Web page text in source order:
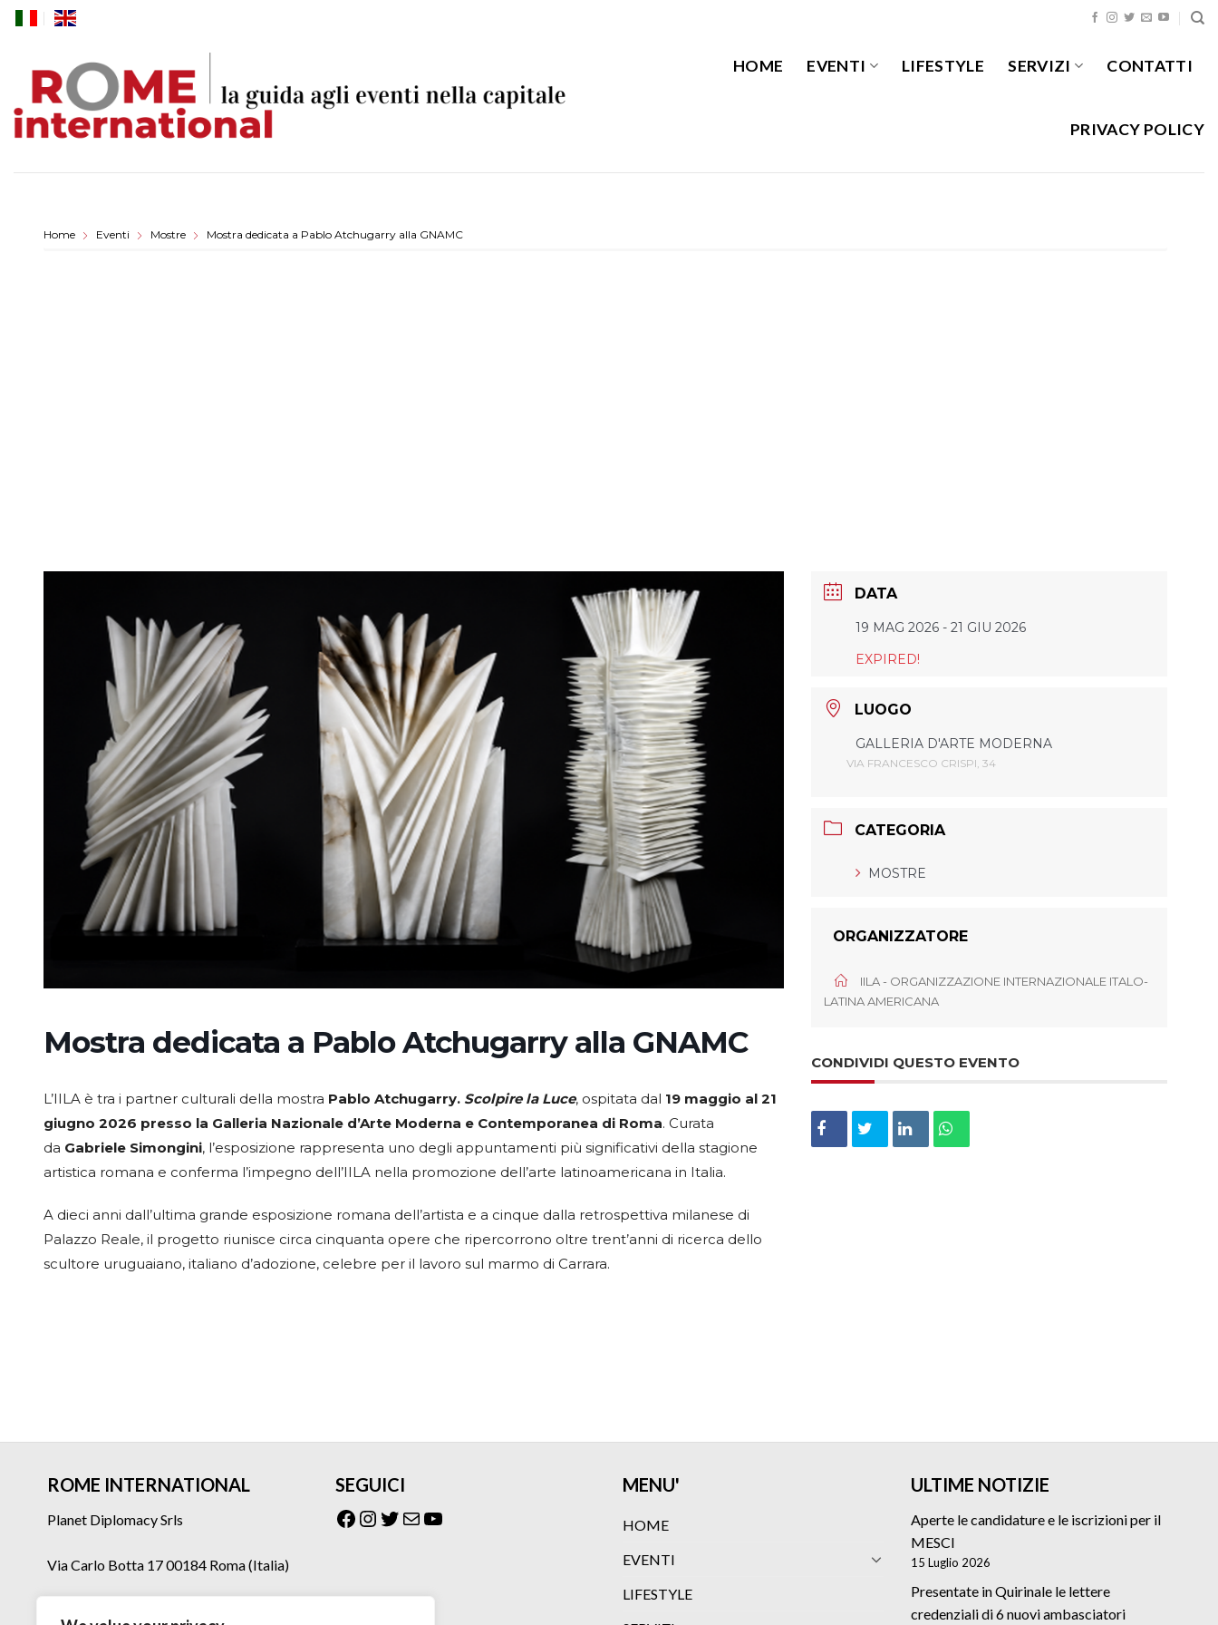
Skip
HOME EVENTI LIFESTYLE SERVIZI CONTATTI
PRIVACY POLICY
Home Eventi Mostre Mostra dedicata a Pablo Atchugarry alla GNAMC
Mostra dedicata a Pablo Atchugarry alla GNAMC
L’IILA è tra i partner culturali della mostra Pablo Atchugarry. Scolpire la Luce, ospitata dal 19 maggio al 21
giugno 2026 presso la Galleria Nazionale d’Arte Moderna e Contemporanea di Roma. Curata
da Gabriele Simongini, l’esposizione rappresenta uno degli appuntamenti più significativi della stagione
artistica romana e conferma l’impegno dell’IILA nella promozione dell’arte latinoamericana in Italia.
A dieci anni dall’ultima grande esposizione romana dell’artista e a cinque dalla retrospettiva milanese di
Palazzo Reale, il progetto riunisce circa cinquanta opere che ripercorrono oltre trent’anni di ricerca dello
scultore uruguaiano, italiano d’adozione, celebre per il lavoro sul marmo di Carrara.
DATA
19 MAG 2026- 21 GIU 2026
EXPIRED!
LUOGO
GALLERIA D'ARTE MODERNA
VIA FRANCESCO CRISPI, 34
CATEGORIA
MOSTRE
ORGANIZZATORE
IILA - ORGANIZZAZIONE INTERNAZIONALE ITALO-
LATINA AMERICANA
CONDIVIDI QUESTO EVENTO
ROME INTERNATIONAL
Planet Diplomacy Srls
Via Carlo Botta 17 00184 Roma (Italia)
SEGUICI
Facebook
Instagram
Twitter
EmailYouTube
MENU'
HOME
EVENTI
LIFESTYLE
ULTIME NOTIZIE
Aperte le candidature e le iscrizioni per il
MESCI
15 Luglio 2026
Presentate in Quirinale le lettere
credenziali di 6 nuovi ambasciatori